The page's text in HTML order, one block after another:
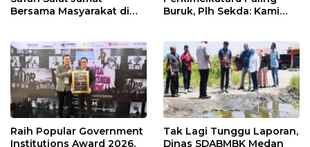
Bersama Masyarakat di
Buruk, Plh Sekda: Kami
Raih Popular Government
Institutions Award 2026,
Tak Lagi Tunggu Laporan,
Dinas SDABMBK Medan